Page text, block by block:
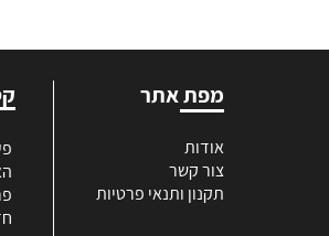
מפת אתר
אודות
צור קשר
תקנון ותנאי פרטיות